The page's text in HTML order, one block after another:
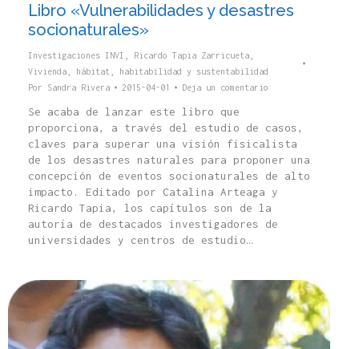
Libro «Vulnerabilidades y desastres
socionaturales»
Investigaciones INVI Ricardo Tapia Zarricueta
Vivienda, hábitat, habitabilidad y sustentabilidad
Por Sandra Rivera 2015-04-01 Deja un comentario
Se acaba de lanzar este libro que
proporciona, a través del estudio de casos,
claves para superar una visión fisicalista
de los desastres naturales para proponer una
concepción de eventos socionaturales de alto
impacto. Editado por Catalina Arteaga y
Ricardo Tapia, los capítulos son de la
autoría de destacados investigadores de
universidades y centros de estudio…